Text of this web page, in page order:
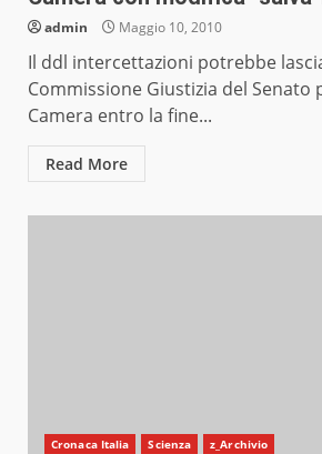
admin Maggio 10, 2010
Il ddl intercettazioni potrebbe
Commissione Giustizia del Senato
Camera entro la fine...
Read More
Cronaca Italia Scienza z_Archivio